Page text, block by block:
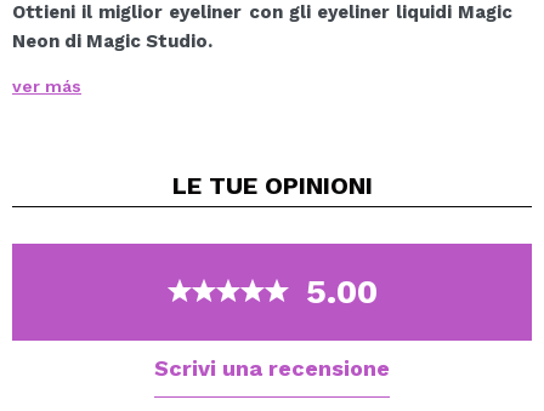
Ottieni il miglior eyeliner con gli eyeliner liquidi Magic
Neon di Magic Studio.
precisa.
ver más
LE TUE OPINIONI
5.00
Scrivi una recensione